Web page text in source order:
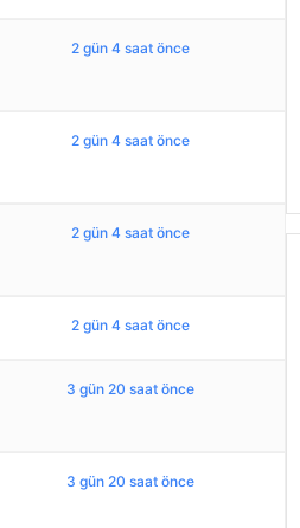
2 gün 4 saat önce
2 gün 4 saat önce
2 gün 4 saat önce
2 gün 4 saat önce
3 gün 20 saat önce
3 gün 20 saat önce